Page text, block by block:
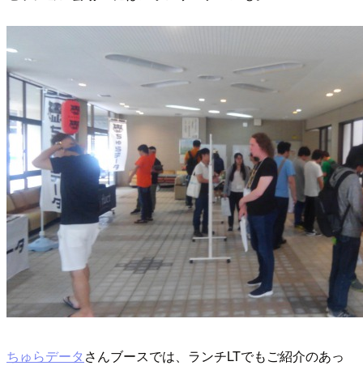
ちゅらデータ さんブースでは、ランチLTでもご紹介のあっ